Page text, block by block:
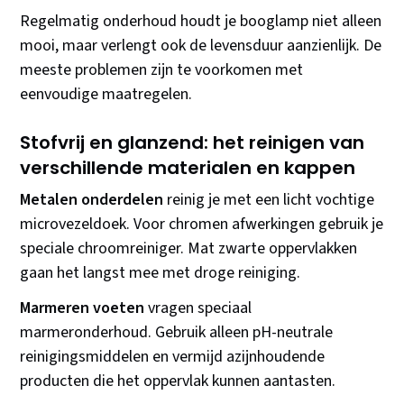
Regelmatig onderhoud houdt je booglamp niet alleen
mooi, maar verlengt ook de levensduur aanzienlijk. De
meeste problemen zijn te voorkomen met
eenvoudige maatregelen.
Stofvrij en glanzend: het reinigen van
verschillende materialen en kappen
Metalen onderdelen reinig je met een licht vochtige
microvezeldoek. Voor chromen afwerkingen gebruik je
speciale chroomreiniger. Mat zwarte oppervlakken
gaan het langst mee met droge reiniging.
Marmeren voeten vragen speciaal
marmeronderhoud. Gebruik alleen pH-neutrale
reinigingsmiddelen en vermijd azijnhoudende
producten die het oppervlak kunnen aantasten.